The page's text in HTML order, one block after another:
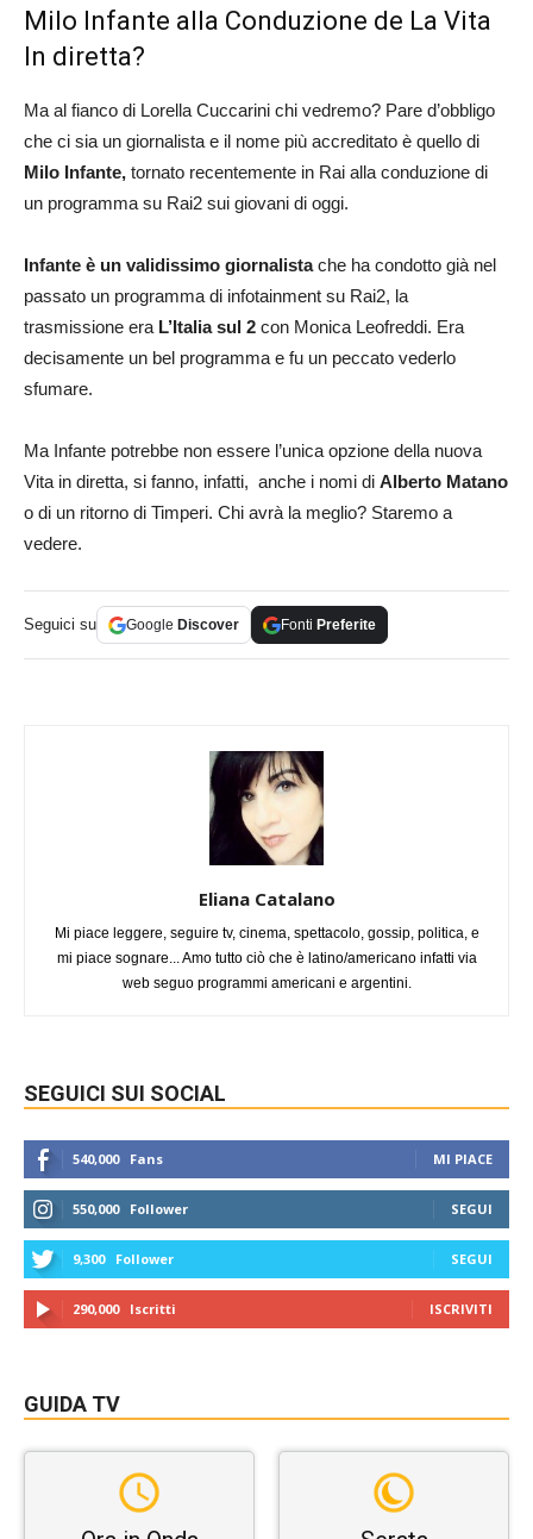
Milo Infante alla Conduzione de La Vita
In diretta?
Ma al fianco di Lorella Cuccarini chi vedremo? Pare d’obbligo
che ci sia un giornalista e il nome più accreditato è quello di
Milo Infante, tornato recentemente in Rai alla conduzione di
un programma su Rai2 sui giovani di oggi.
Infante è un validissimo giornalistache ha condotto già nel
passato un programma di infotainment su Rai2, la
trasmissione era L’Italia sul 2 con Monica Leofreddi. Era
decisamente un bel programma e fu un peccato vederlo
sfumare.
Ma Infante potrebbe non essere l’unica opzione della nuova
Vita in diretta, si fanno, infatti, anche i nomi di Alberto Matano
o di un ritorno di Timperi. Chi avrà la meglio? Staremo a
vedere.
Seguici su Google Discover Fonti Preferite
Eliana Catalano
Mi piace leggere, seguire tv, cinema, spettacolo, gossip, politica, e
mi piace sognare... Amo tutto ciò che è latino/americano infatti via
web seguo programmi americani e argentini.
SEGUICI SUI SOCIAL
540,000 Fans MI PIACE
550,000 Follower SEGUI
9,300 Follower SEGUI
290,000 Iscritti ISCRIVITI
GUIDA TV